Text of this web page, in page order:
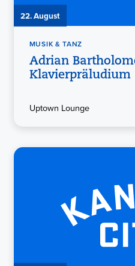
22. August
MUSIK & TANZ
Adrian
Klavierpräludium
Uptown Lounge